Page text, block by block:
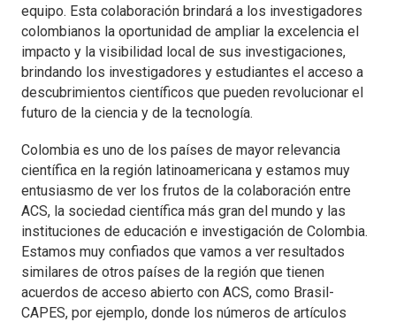
equipo. Esta colaboración brindará a los investigadores
colombianos la oportunidad de ampliar la excelencia el
impacto y la visibilidad local de sus investigaciones,
brindando los investigadores y estudiantes el acceso a
descubrimientos científicos que pueden revolucionar el
futuro de la ciencia y de la tecnología.
Colombia es uno de los países de mayor relevancia
científica en la región latinoamericana y estamos muy
entusiasmo de ver los frutos de la colaboración entre
ACS, la sociedad científica más gran del mundo y las
instituciones de educación e investigación de Colombia.
Estamos muy confiados que vamos a ver resultados
similares de otros países de la región que tienen
acuerdos de acceso abierto con ACS, como Brasil-
CAPES, por ejemplo, donde los números de artículos